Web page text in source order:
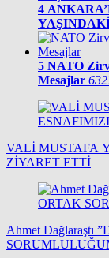
4
5 NATO
Mesajlar
VALİ MUSTAFA
ZİYARET ETTİ
Ahmet Dağlaraştı